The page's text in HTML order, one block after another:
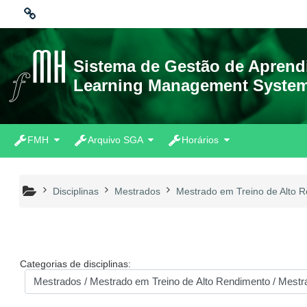
Ligações
Moodle community
Moodle.com
Sistema de Gestão de
Learning Management
FMH Arquivo SGA Horários
Disciplinas Mestrados Mestrado em Treino de Alto
Categorias de disciplinas: